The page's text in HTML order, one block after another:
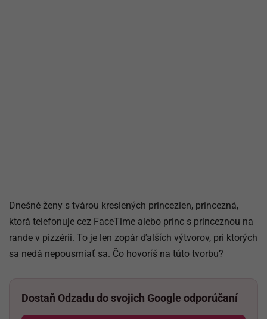
Dnešné ženy s tvárou kreslených princezien, princezná,
ktorá telefonuje cez FaceTime alebo princ s princeznou na
rande v pizzérii. To je len zopár ďalších výtvorov, pri ktorých
sa nedá nepousmiať sa. Čo hovoríš na túto tvorbu?
Dostaň Odzadu do svojich Google odporúčaní